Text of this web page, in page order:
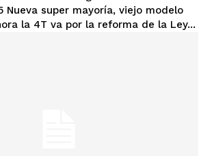
*Ahora la 4T va por la reforma de la Ley...